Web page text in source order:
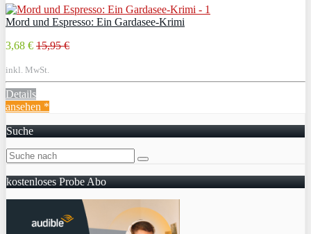
Mord und Espresso: Ein Gardasee-Krimi
3,68 € 15,95 €
inkl. MwSt.
Details
ansehen *
Suche
kostenloses Probe Abo